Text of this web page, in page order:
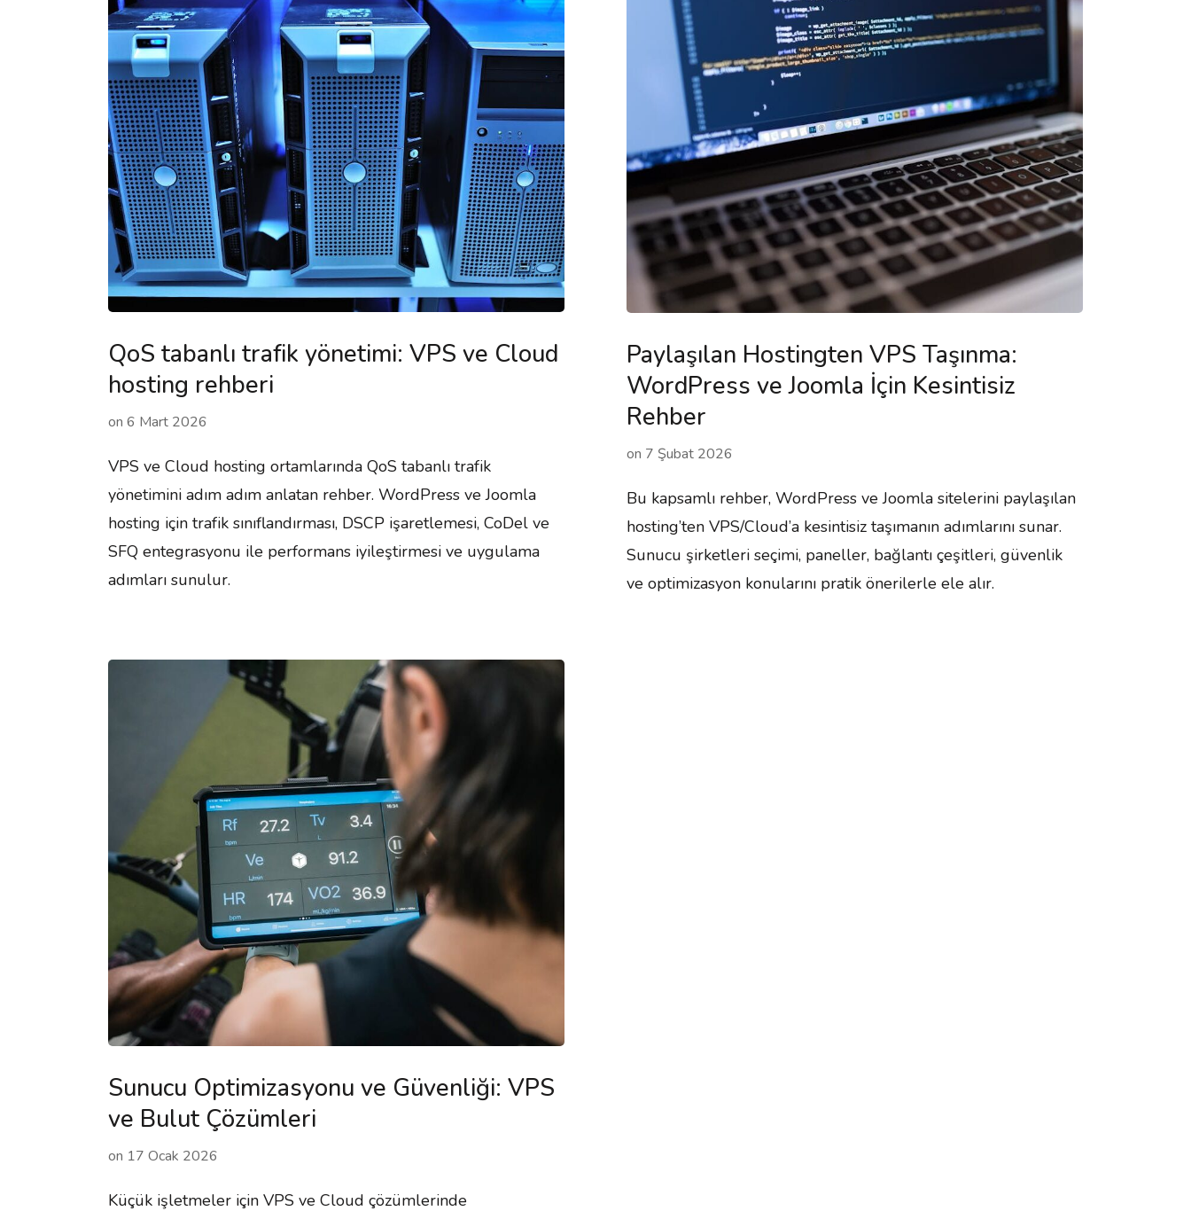
QoS tabanlı trafik yönetimi: VPS ve Cloud
hosting rehberi
on 6 Mart 2026
VPS ve Cloud hosting ortamlarında QoS tabanlı trafik
yönetimini adım adım anlatan rehber. WordPress ve Joomla
hosting için trafik sınıflandırması, DSCP işaretlemesi, CoDel ve
SFQ entegrasyonu ile performans iyileştirmesi ve uygulama
adımları sunulur.
Paylaşılan Hostingten VPS Taşınma:
WordPress ve Joomla İçin Kesintisiz
Rehber
on 7 Şubat 2026
Bu kapsamlı rehber, WordPress ve Joomla sitelerini paylaşılan
hosting’ten VPS/Cloud’a kesintisiz taşımanın adımlarını sunar.
Sunucu şirketleri seçimi, paneller, bağlantı çeşitleri, güvenlik
ve optimizasyon konularını pratik önerilerle ele alır.
Sunucu Optimizasyonu ve Güvenliği: VPS
ve Bulut Çözümleri
on 17 Ocak 2026
Küçük işletmeler için VPS ve Cloud çözümlerinde